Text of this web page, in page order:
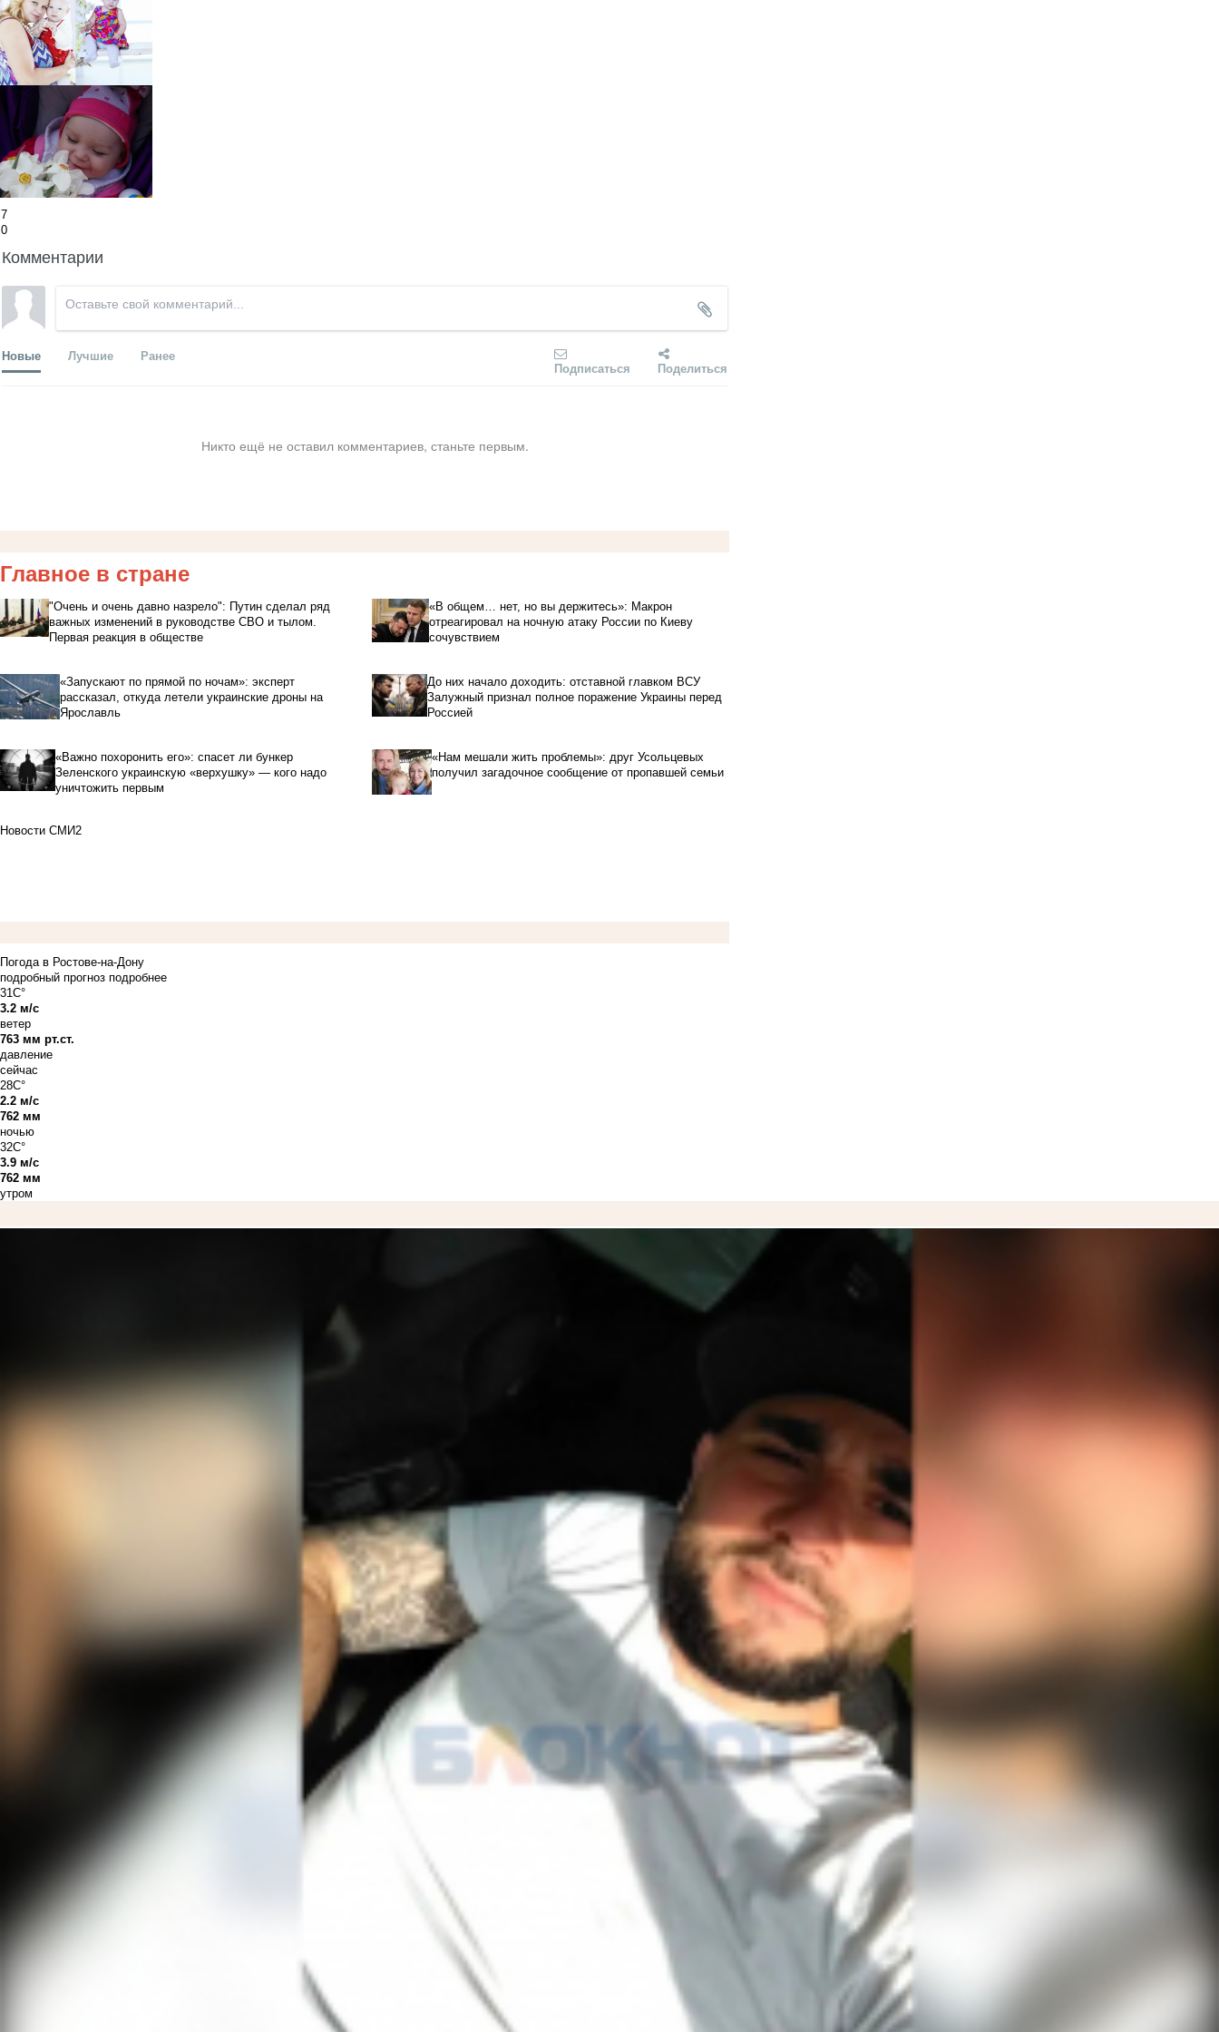
7
0
Комментарии
Новые Лучшие Ранее
Подписаться Поделиться
Никто ещё не оставил комментариев, станьте первым.
Главное в стране
"Очень и очень давно назрело": Путин сделал ряд
важных изменений в руководстве СВО и тылом.
Первая реакция в обществе
«В общем… нет, но вы держитесь»: Макрон
отреагировал на ночную атаку России по Киеву
сочувствием
«Запускают по прямой по ночам»: эксперт
рассказал, откуда летели украинские дроны на
Ярославль
До них начало доходить: отставной главком ВСУ
Залужный признал полное поражение Украины перед
Россией
«Важно похоронить его»: спасет ли бункер
Зеленского украинскую «верхушку» — кого надо
уничтожить первым
«Нам мешали жить проблемы»: друг Усольцевых
получил загадочное сообщение от пропавшей семьи
Новости СМИ2
Погода в Ростове-на-Дону
подробный прогноз подробнее
31C°
3.2 м/с
ветер
763 мм рт.ст.
давление
сейчас
28C°
2.2 м/с
762 мм
ночью
32C°
3.9 м/с
762 мм
утром